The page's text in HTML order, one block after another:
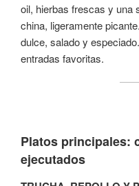
oil, hierbas frescas y una
china, ligeramente
dulce, salado y
entradas favoritas.
Platos principales:
ejecutados